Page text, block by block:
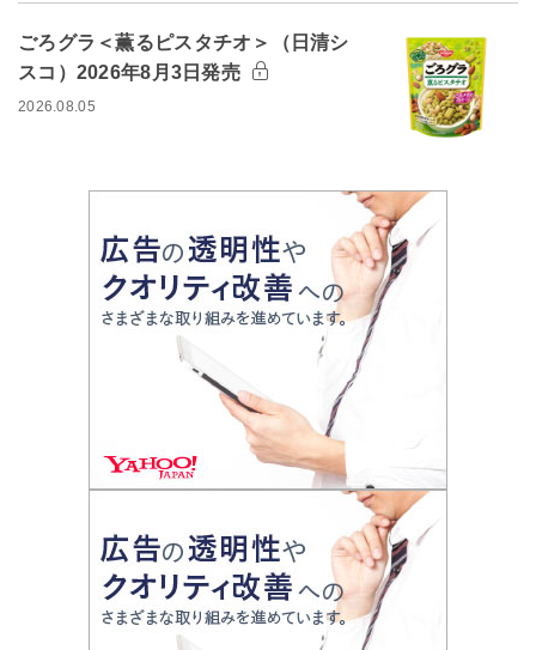
ごろグラ＜薫るピスタチオ＞（日清シ
スコ）2026年8月3日発売
2026.08.05